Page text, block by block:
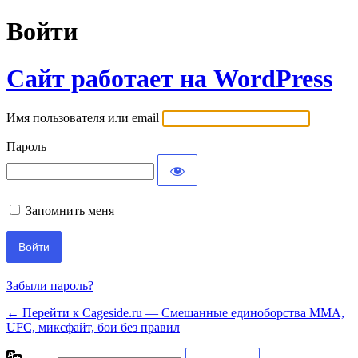
Войти
Сайт работает на WordPress
Имя пользователя или email
Пароль
Запомнить меня
Забыли пароль?
← Перейти к Cageside.ru — Смешанные единоборства MMA,
UFC, миксфайт, бои без правил